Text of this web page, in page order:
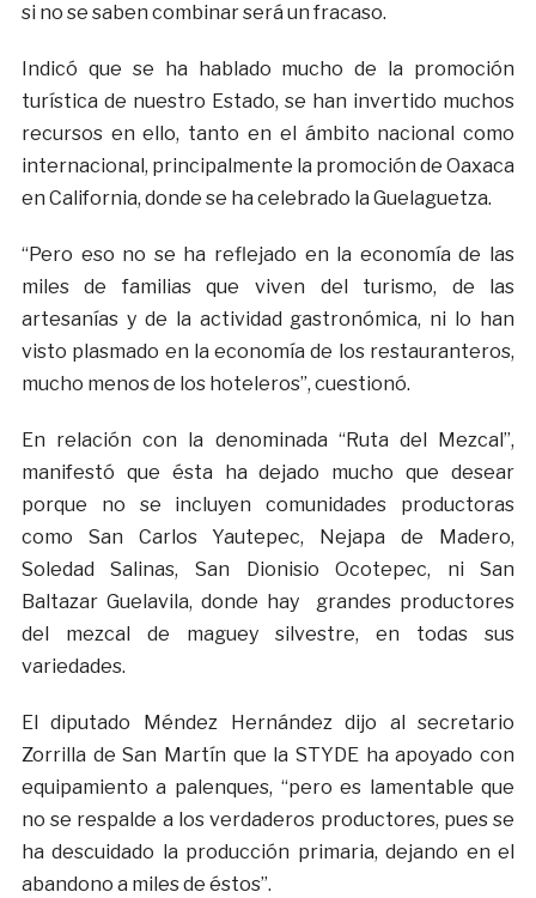
si no se saben combinar será un fracaso.
Indicó que se ha hablado mucho de la promoción
turística de nuestro Estado, se han invertido muchos
recursos en ello, tanto en el ámbito nacional como
internacional, principalmente la promoción de Oaxaca
en California, donde se ha celebrado la Guelaguetza.
“Pero eso no se ha reflejado en la economía de las
miles de familias que viven del turismo, de las
artesanías y de la actividad gastronómica, ni lo han
visto plasmado en la economía de los restauranteros,
mucho menos de los hoteleros”, cuestionó.
En relación con la denominada “Ruta del Mezcal”,
manifestó que ésta ha dejado mucho que desear
porque no se incluyen comunidades productoras
como San Carlos Yautepec, Nejapa de Madero,
Soledad Salinas, San Dionisio Ocotepec, ni San
Baltazar Guelavila, donde hay grandes productores
del mezcal de maguey silvestre, en todas sus
variedades.
El diputado Méndez Hernández dijo al secretario
Zorrilla de San Martín que la STYDE ha apoyado con
equipamiento a palenques, “pero es lamentable que
no se respalde a los verdaderos productores, pues se
ha descuidado la producción primaria, dejando en el
abandono a miles de éstos”.